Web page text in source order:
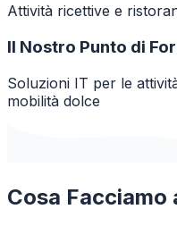
Attività ricettive e
Il Nostro Punto di
Soluzioni IT per le
mobilità dolce
Cosa Facciamo